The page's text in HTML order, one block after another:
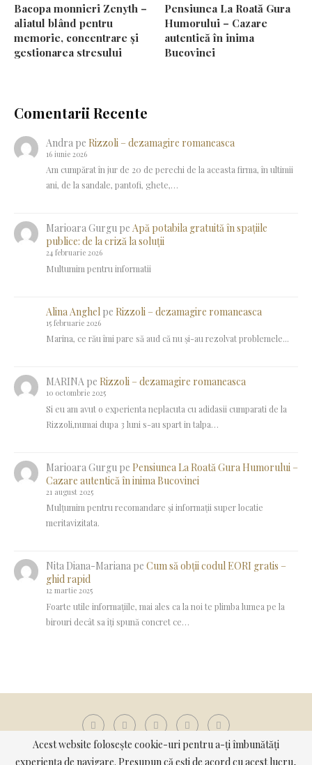
Bacopa monnieri Zenyth –
aliatul blând pentru
memorie, concentrare și
gestionarea stresului
Pensiunea La Roată Gura
Humorului – Cazare
autentică în inima
Bucovinei
Comentarii Recente
Andra pe Rizzoli – dezamagire romaneasca
16 iunie 2026
Am cumpărat în jur de 20 de perechi de la aceasta firma, în ultimii
ani, de la sandale, pantofi, ghete,…
Marioara Gurgupe Apă potabila gratuită în spațiile
publice: de la criză la soluții
24 februarie 2026
Multumim pentru informatii
Alina Anghel pe Rizzoli – dezamagire romaneasca
15 februarie 2026
Marina, ce rău îmi pare să aud că nu și-au rezolvat problemele...
MARINApe Rizzoli – dezamagire romaneasca
10 octombrie 2025
Si eu am avut o experienta neplacuta cu adidasii cumparati de la
Rizzoli,numai dupa 3 luni s-au spart in talpa…
Marioara Gurgupe Pensiunea La Roată Gura Humorului –
Cazare autentică în inima Bucovinei
21 august 2025
Mulțumim pentru recomandare și informații super locatie
meritavizitata.
Nita Diana-Marianape Cum să obții codul EORI gratis –
ghid rapid
12 martie 2025
Foarte utile informațiile, mai ales ca la noi te plimba lumea pe la
birouri decât sa îți spună concret ce…
Acest website folosește cookie-uri pentru a-ți îmbunătăți
experiența de navigare. Presupun că ești de acord cu acest lucru,